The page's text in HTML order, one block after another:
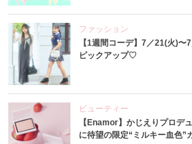
ファッション
【1週間コーデ】7／21(火)
ピックアップ♡
ビューティー
【Enamor】かじえりプロデ
に待望の限定“ミルキー血色”